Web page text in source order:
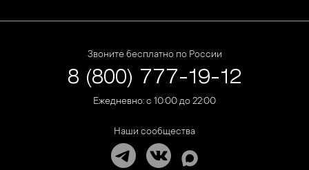
Звоните бесплатно по России
8 (800) 777-19-12
Ежедневно: с 10:00 до 22:00
Наши сообщества